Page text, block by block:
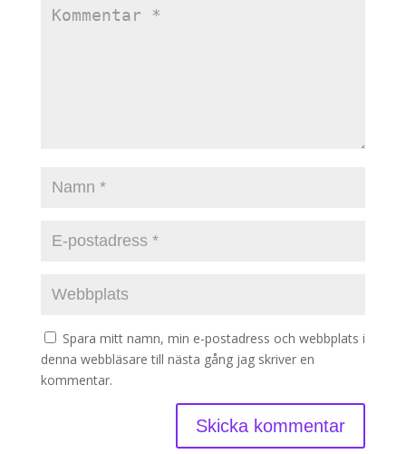
Spara mitt namn, min e-postadress och webbplats i
denna webbläsare till nästa gång jag skriver en
kommentar.